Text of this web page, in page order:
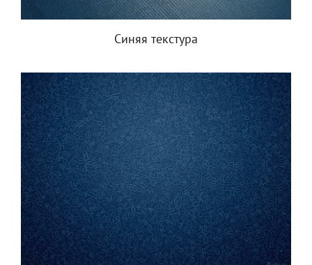
Синяя текстура